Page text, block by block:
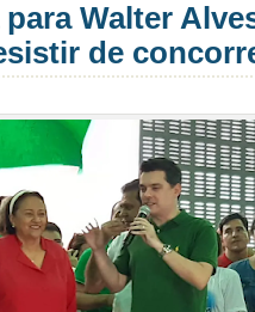
Walter
de